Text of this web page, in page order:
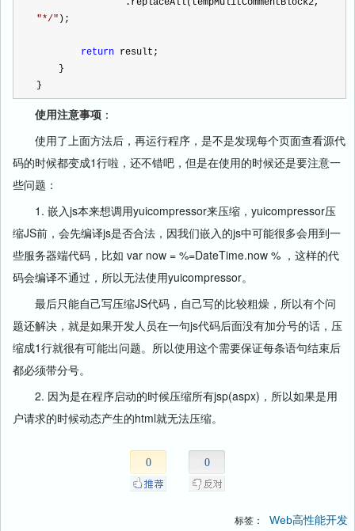
"*/" );
return result;
    }
}
使用注意事项 ：
使用了上面方法后，再运行程序，是不是发现每个页面查看源代
码的时候都变成1行啦，还不错吧，但是在使用的时候还是要注意一
些问题：
1. 嵌入js本来想调用yuicompressor来压缩，yuicompressor压
缩JS前，会先编译js是否合法，因我们嵌入的js中可能很多会用到一
些服务器端代码，比如 var now = %=DateTime.now % ，这样的代
码会编译不通过，所以无法使用yuicompressor。
最后只能自己写压缩JS代码，自己写的比较粗燥，所以有个问
题还解决，就是如果开发人员在一句js代码后面没有加分号的话，压
缩成1行就很有可能出问题。所以使用这个需要保证每条语句结束后
都必须带分号。
2. 因为是在程序启动的时候压缩所有jsp(aspx)，所以如果是用
户请求的时候动态产生的html就无法压缩。
0 0
标签： Web高性能开发